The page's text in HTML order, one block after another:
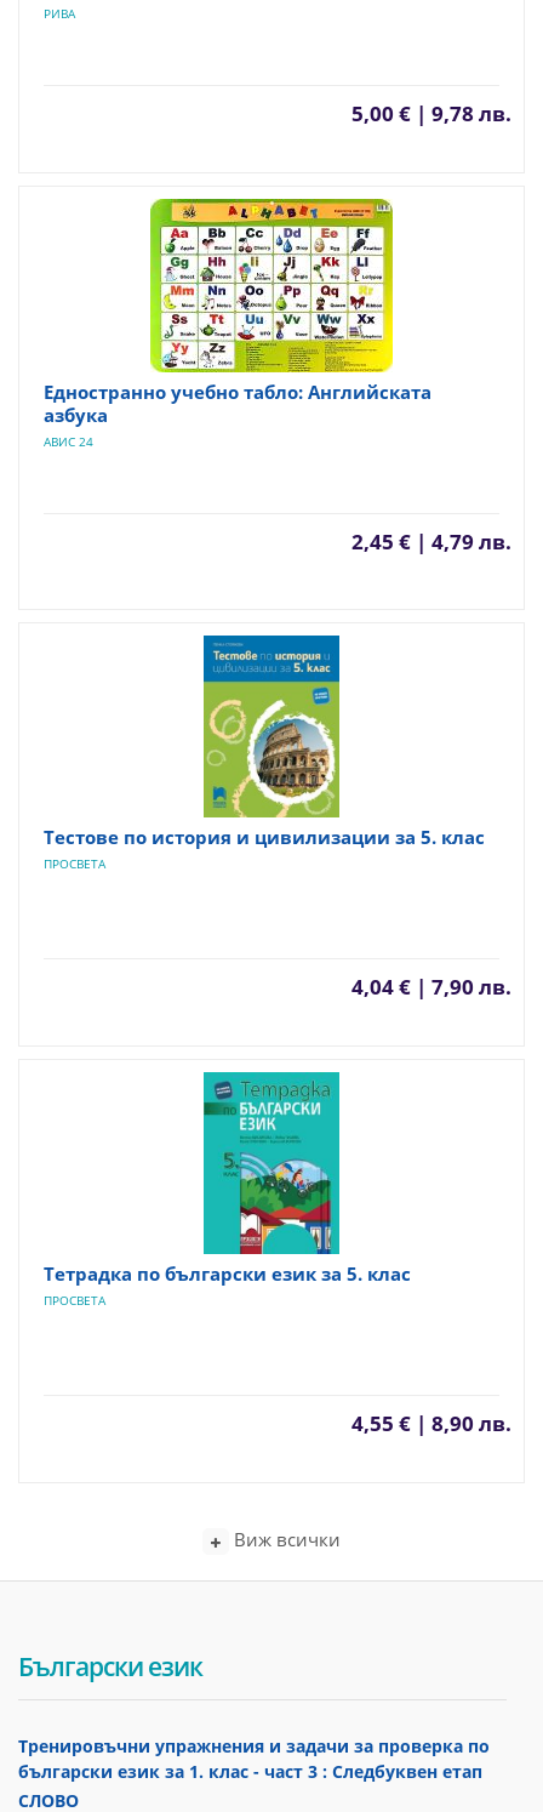
РИВА
5,00 € | 9,78 лв.
Едностранно учебно табло: Английската
азбука
АВИС 24
2,45 € | 4,79 лв.
Тестове по история и цивилизации за 5. клас
ПРОСВЕТА
4,04 € | 7,90 лв.
Тетрадка по български език за 5. клас
ПРОСВЕТА
4,55 € | 8,90 лв.
Виж всички
Български език
Тренировъчни упражнения и задачи за проверка по
български език за 1. клас - част 3 : Следбуквен етап
СЛОВО